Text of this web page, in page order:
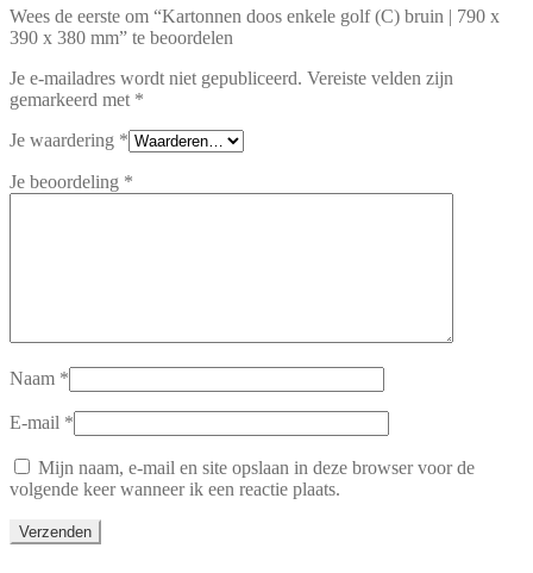
Wees de eerste om “Kartonnen doos enkele golf (C) bruin | 790 x
390 x 380 mm” te beoordelen
Je e-mailadres wordt niet gepubliceerd. Vereiste velden zijn
gemarkeerd met *
Je waardering *
Je beoordeling *
Naam *
E-mail *
Mijn naam, e-mail en site opslaan in deze browser voor de
volgende keer wanneer ik een reactie plaats.